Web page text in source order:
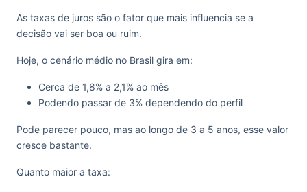
As taxas de juros são o fator que mais influencia se a
decisão vai ser boa ou ruim.
Hoje, o cenário médio no Brasil gira em:
Cerca de 1,8% a 2,1% ao mês
Podendo passar de 3% dependendo do perfil
Pode parecer pouco, mas ao longo de 3 a 5 anos, esse valor
cresce bastante.
Quanto maior a taxa: